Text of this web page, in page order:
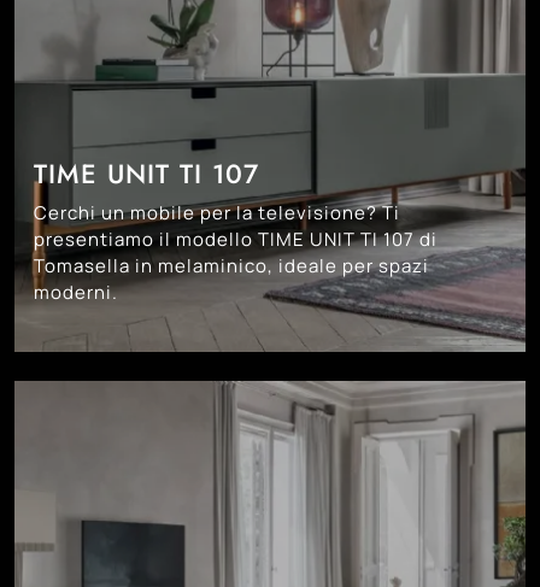
TIME UNIT TI 107
Cerchi un mobile per la televisione? Ti
presentiamo il modello TIME UNIT TI 107 di
Tomasella in melaminico, ideale per spazi
moderni.